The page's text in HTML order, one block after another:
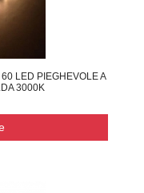
LED PIEGHEVOLE A
3000K